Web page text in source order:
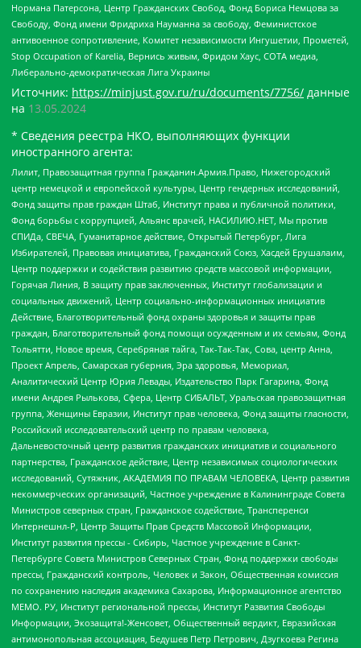
Нормана Патерсона, Центр Гражданских Свобод, Фонд Бориса Немцова за
Свободу, Фонд имени Фридриха Науманна за свободу, Феминистское
антивоенное сопротивление, Комитет независимости Ингушетии, Прометей,
Stop Occupation of Karelia, Вернись живым, Фридом Хаус, СОТА медиа,
Либерально-демократическая Лига Украины
Источник: https://minjust.gov.ru/ru/documents/7756/ данные
на 13.05.2024
* Сведения реестра НКО, выполняющих функции
иностранного агента:
Лилит, Правозащитная группа Гражданин.Армия.Право, Нижегородский
центр немецкой и европейской культуры, Центр гендерных исследований,
Фонд защиты прав граждан Штаб, Институт права и публичной политики,
Фонд борьбы с коррупцией, Альянс врачей, НАСИЛИЮ.НЕТ, Мы против
СПИДа, СВЕЧА, Гуманитарное действие, Открытый Петербург, Лига
Избирателей, Правовая инициатива, Гражданский Союз, Хасдей Ерушалаим,
Центр поддержки и содействия развитию средств массовой информации,
Горячая Линия, В защиту прав заключенных, Институт глобализации и
социальных движений, Центр социально-информационных инициатив
Действие, Благотворительный фонд охраны здоровья и защиты прав
граждан, Благотворительный фонд помощи осужденным и их семьям, Фонд
Тольятти, Новое время, Серебряная тайга, Так-Так-Так, Сова, центр Анна,
Проект Апрель, Самарская губерния, Эра здоровья, Мемориал,
Аналитический Центр Юрия Левады, Издательство Парк Гагарина, Фонд
имени Андрея Рылькова, Сфера, Центр СИБАЛЬТ, Уральская правозащитная
группа, Женщины Евразии, Институт прав человека, Фонд защиты гласности,
Российский исследовательский центр по правам человека,
Дальневосточный центр развития гражданских инициатив и социального
партнерства, Гражданское действие, Центр независимых социологических
исследований, Сутяжник, АКАДЕМИЯ ПО ПРАВАМ ЧЕЛОВЕКА, Центр развития
некоммерческих организаций, Частное учреждение в Калининграде Совета
Министров северных стран, Гражданское содействие, Трансперенси
Интернешнл-Р, Центр Защиты Прав Средств Массовой Информации,
Институт развития прессы - Сибирь, Частное учреждение в Санкт-
Петербурге Совета Министров Северных Стран, Фонд поддержки свободы
прессы, Гражданский контроль, Человек и Закон, Общественная комиссия
по сохранению наследия академика Сахарова, Информационное агентство
МЕМО. РУ, Институт региональной прессы, Институт Развития Свободы
Информации, Экозащита!-Женсовет, Общественный вердикт, Евразийская
антимонопольная ассоциация, Бедушев Петр Петрович, Дзугкоева Регина